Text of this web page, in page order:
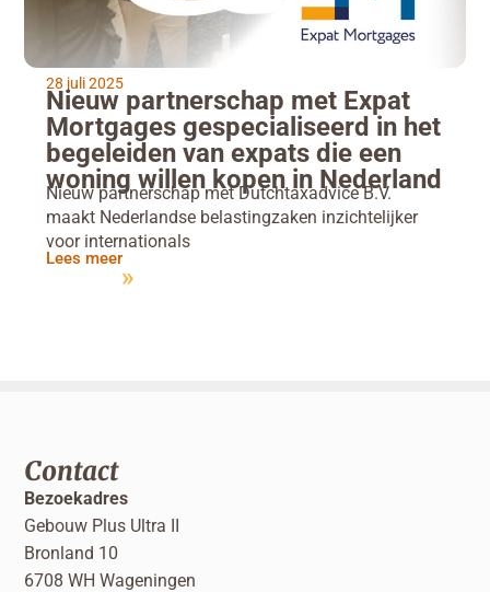
28 juli 2025
Nieuw partnerschap met Expat
Mortgages gespecialiseerd in het
begeleiden van expats die een
woning willen kopen in Nederland
Nieuw partnerschap met Dutchtaxadvice B.V.
maakt Nederlandse belastingzaken inzichtelijker
voor internationals
Lees meer
Contact
Bezoekadres
Gebouw Plus Ultra II
Bronland 10
6708 WH Wageningen